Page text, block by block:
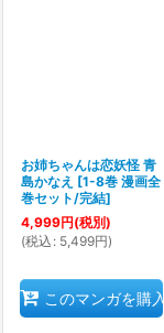
お姉ちゃんは恋妖怪 青
島かなえ [1-8巻 漫画全
巻セット/完結]
4,999円(税別)
(税込 : 5,499円)
このマンガを購入